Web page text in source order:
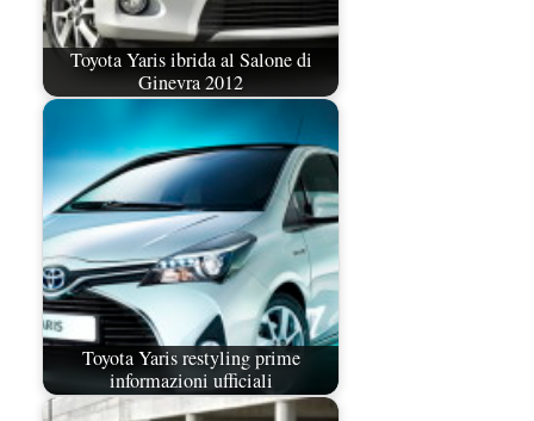
Toyota Yaris ibrida al Salone di
Ginevra 2012
Toyota Yaris restyling prime
informazioni ufficiali